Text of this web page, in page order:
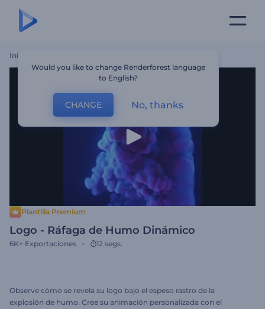
Inicio
Plantilla Premium
Logo - Ráfaga de Humo Dinámico
6K+ Exportaciones 12 segs.
Observe cómo se revela su logo bajo el espeso rastro de la
explosión de humo. Cree su animación personalizada con el
Would you like to change Renderforest language
to English?
CHANGE No, thanks